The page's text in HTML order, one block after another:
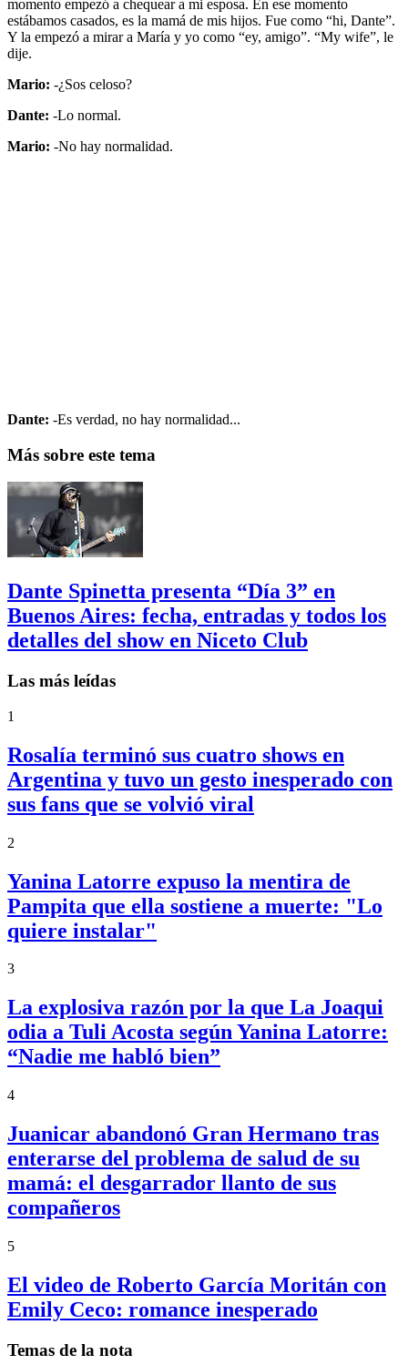
momento empezó a chequear a mi esposa. En ese momento
estábamos casados, es la mamá de mis hijos. Fue como “hi, Dante”.
Y la empezó a mirar a María y yo como “ey, amigo”. “My wife”, le
dije.
Mario: -¿Sos celoso?
Dante: -Lo normal.
Mario: -No hay normalidad.
Dante: -Es verdad, no hay normalidad...
Más sobre este tema
Dante Spinetta presenta “Día 3” en
Buenos Aires: fecha, entradas y todos los
detalles del show en Niceto Club
Las más leídas
1
Rosalía terminó sus cuatro shows en
Argentina y tuvo un gesto inesperado con
sus fans que se volvió viral
2
Yanina Latorre expuso la mentira de
Pampita que ella sostiene a muerte: "Lo
quiere instalar"
3
La explosiva razón por la que La Joaqui
odia a Tuli Acosta según Yanina Latorre:
“Nadie me habló bien”
4
Juanicar abandonó Gran Hermano tras
enterarse del problema de salud de su
mamá: el desgarrador llanto de sus
compañeros
5
El video de Roberto García Moritán con
Emily Ceco: romance inesperado
Temas de la nota